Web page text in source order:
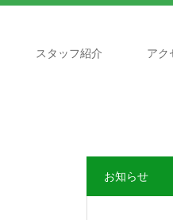
スタッフ紹介 アク
お知らせ